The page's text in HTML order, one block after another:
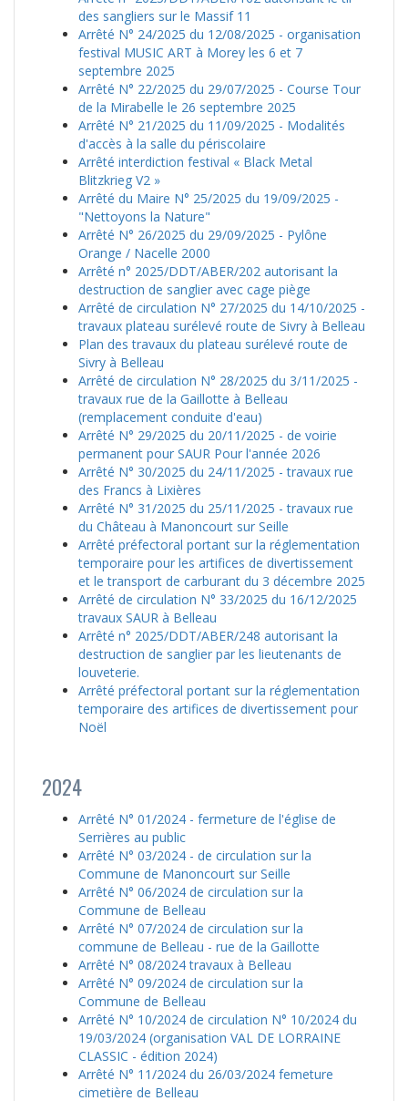
des sangliers sur le Massif 11
Arrêté N° 24/2025 du 12/08/2025 - organisation
festival MUSIC ART à Morey les 6 et 7
septembre 2025
Arrêté N° 22/2025 du 29/07/2025 - Course Tour
de la Mirabelle le 26 septembre 2025
Arrêté N° 21/2025 du 11/09/2025 - Modalités
d'accès à la salle du périscolaire
Arrêté interdiction festival « Black Metal
Blitzkrieg V2 »
Arrêté du Maire N° 25/2025 du 19/09/2025 -
"Nettoyons la Nature"
Arrêté N° 26/2025 du 29/09/2025 - Pylône
Orange / Nacelle 2000
Arrêté n° 2025/DDT/ABER/202 autorisant la
destruction de sanglier avec cage piège
Arrêté de circulation N° 27/2025 du 14/10/2025 -
travaux plateau surélevé route de Sivry à Belleau
Plan des travaux du plateau surélevé route de
Sivry à Belleau
Arrêté de circulation N° 28/2025 du 3/11/2025 -
travaux rue de la Gaillotte à Belleau
(remplacement conduite d'eau)
Arrêté N° 29/2025 du 20/11/2025 - de voirie
permanent pour SAUR Pour l'année 2026
Arrêté N° 30/2025 du 24/11/2025 - travaux rue
des Francs à Lixières
Arrêté N° 31/2025 du 25/11/2025 - travaux rue
du Château à Manoncourt sur Seille
Arrêté préfectoral portant sur la réglementation
temporaire pour les artifices de divertissement
et le transport de carburant du 3 décembre 2025
Arrêté de circulation N° 33/2025 du 16/12/2025
travaux SAUR à Belleau
Arrêté n° 2025/DDT/ABER/248 autorisant la
destruction de sanglier par les lieutenants de
louveterie.
Arrêté préfectoral portant sur la réglementation
temporaire des artifices de divertissement pour
Noël
2024
Arrêté N° 01/2024 - fermeture de l'église de
Serrières au public
Arrêté N° 03/2024 - de circulation sur la
Commune de Manoncourt sur Seille
Arrêté N° 06/2024 de circulation sur la
Commune de Belleau
Arrêté N° 07/2024 de circulation sur la
commune de Belleau - rue de la Gaillotte
Arrêté N° 08/2024 travaux à Belleau
Arrêté N° 09/2024 de circulation sur la
Commune de Belleau
Arrêté N° 10/2024 de circulation N° 10/2024 du
19/03/2024 (organisation VAL DE LORRAINE
CLASSIC - édition 2024)
Arrêté N° 11/2024 du 26/03/2024 femeture
cimetière de Belleau